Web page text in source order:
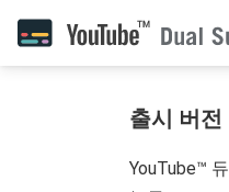
출시 버전
YouTube™